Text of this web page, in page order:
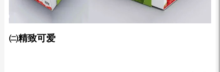
㈡精致可爱